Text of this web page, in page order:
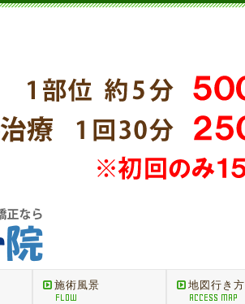
施術風景
FLOW
地図行き方
ACCESS MAP